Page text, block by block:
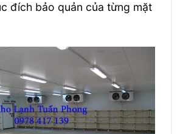
đích bảo quản của từng mặt